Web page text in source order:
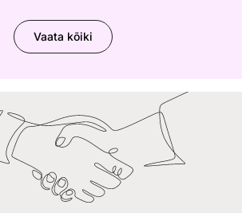
Vaata kõiki